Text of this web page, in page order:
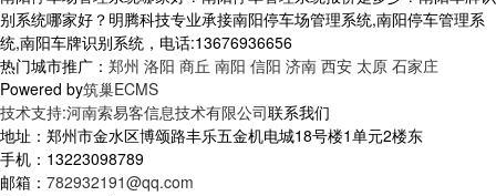
别系统哪家好？明腾科技专业承接南阳停车场管理系统,南阳停车管理系
统,南阳车牌识别系统，电话:13676936656
热门城市推广： 郑州 洛阳 商丘 南阳 信阳 济南 西安 太原 石家庄
Powered by筑巢ECMS
技术支持:河南索易客信息技术有限公司联系我们
地址：郑州市金水区博颂路丰乐五金机电城18号楼1单元2楼东
手机：13223098789
邮箱： 782932191@qq.com